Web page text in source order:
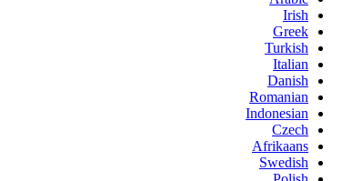
Irish
Greek
Turkish
Italian
Danish
Romanian
Indonesian
Czech
Afrikaans
Swedish